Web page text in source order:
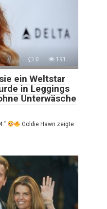
0 191
ein Weltstar
in Leggings
Unterwäsche
Goldie Hawn zeigte